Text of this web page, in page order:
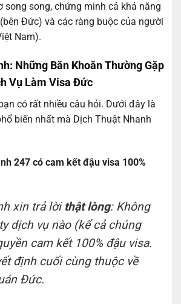
song song, chứng minh cả khả năng
Đức) và các ràng buộc của người
Nam).
Những Băn Khoăn Thường Gặp
Vụ Làm Visa Đức
có rất nhiều câu hỏi. Dưới đây là
biến nhất mà Dịch Thuật Nhanh
247 có cam kết đậu visa 100%
xin trả lời thật lòng: Không
dịch vụ nào (kể cả chúng
cam kết 100% đậu visa.
định cuối cùng thuộc về
Đức.